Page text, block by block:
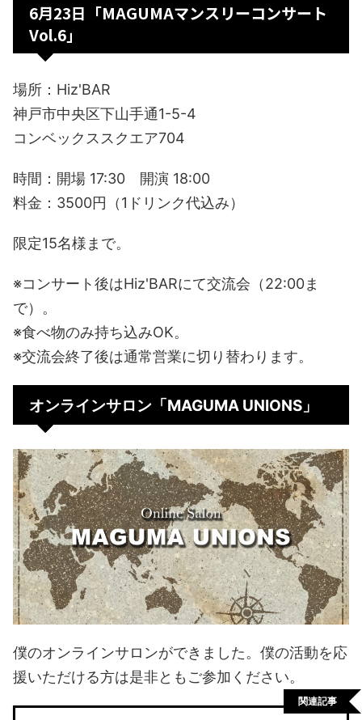
6月23日「MAGUMAマンスリーコンサート
Vol.6」
場所：Hiz'BAR
神戸市中央区下山手通1-5-4
コンベックススクエア704
時間：開場 17:30 開演 18:00
料金：3500円（1ドリンク代込み）
限定15名様まで。
※コンサート後はHiz'BARにて交流会（22:00ま
で）。
※食べ物のみ持ち込みOK。
※交流会終了後は通常営業に切り替わります。
オンラインサロン「MAGUMA UNIONS」
僕のオンラインサロンができました。僕の活動を応
援いただける方は是非ともご参加ください。
関連記事